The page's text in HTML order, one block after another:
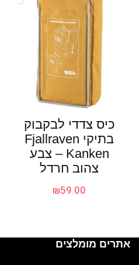
כיס צדדי לבקבוק
בתיקי Fjallraven
Kanken – צבע
צהוב חרדל
₪59.00
אתרים מומלצים